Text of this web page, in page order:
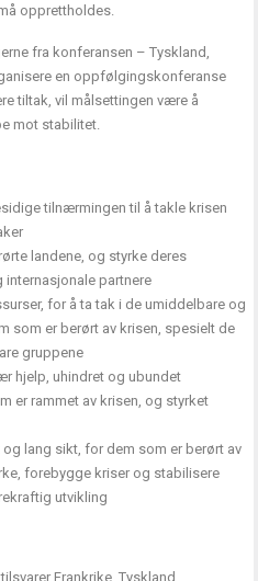
opprettholdes.
fra konferansen – Tyskland,
en oppfølgingskonferanse
tiltak, vil målsettingen være å
mot stabilitet.
tilnærmingen til å takle krisen
landene, og styrke deres
partnere
for å ta tak i de umiddelbare og
som er berørt av krisen, spesielt de
gruppene
hjelp, uhindret og ubundet
er rammet av krisen, og styrket
lang sikt, for dem som er berørt av
forebygge kriser og stabilisere
utvikling
Frankrike, Tyskland,